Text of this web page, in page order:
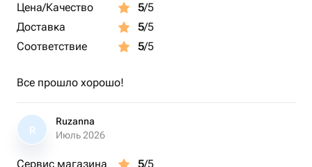
Цена/Качество
5/5
Доставка
5/5
Соответствие
5/5
Все прошло хорошо!
R
Ruzanna
Июль 2026
Сервис магазина 5/5